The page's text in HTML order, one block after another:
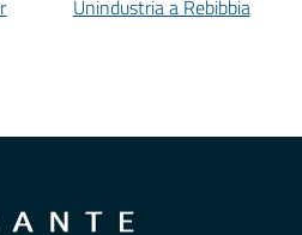
Unindustria a Rebibbia